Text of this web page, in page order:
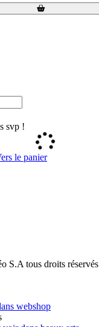
svp !
le panier
S.A tous droits réservés
webshop